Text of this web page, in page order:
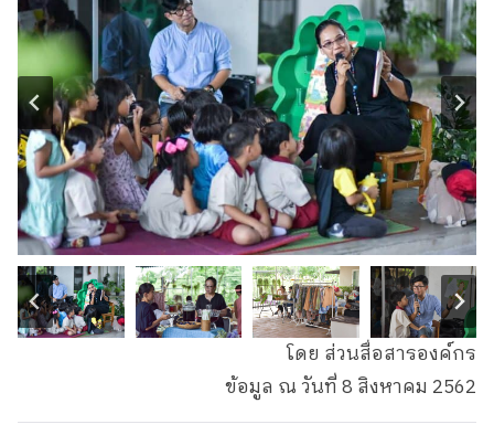
โดย ส่วนสื่อสารองค์กร
ข้อมูล ณ วันที่ 8 สิงหาคม 2562